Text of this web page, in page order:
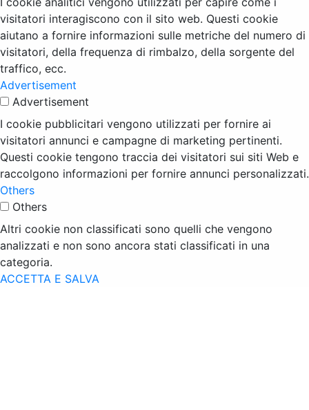
visitatori interagiscono con il sito web. Questi cookie
aiutano a fornire informazioni sulle metriche del numero di
visitatori, della frequenza di rimbalzo, della sorgente del
traffico, ecc.
Advertisement
Advertisement
I cookie pubblicitari vengono utilizzati per fornire ai
visitatori annunci e campagne di marketing pertinenti.
Questi cookie tengono traccia dei visitatori sui siti Web e
raccolgono informazioni per fornire annunci personalizzati.
Others
Others
Altri cookie non classificati sono quelli che vengono
analizzati e non sono ancora stati classificati in una
categoria.
ACCETTA E SALVA